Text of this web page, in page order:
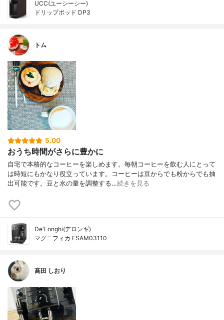
UCC(ユーシーシー)
ドリップポッド DP3
トム
5.00
おうち時間がさらに豊かに
自宅で本格的なコーヒーを楽しめます。毎朝コーヒーを飲む人にとって
は時短にもかなり役立っています。コーヒーは豆からでも粉からでも抽
出可能です。豆と水の量を調整する…続きを見る
De'Longhi(デロンギ)
マグニフィカ ESAM03110
髙田 しおり